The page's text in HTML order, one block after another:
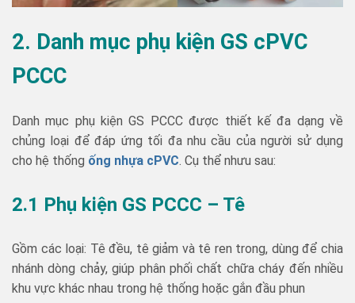
2. Danh mục phụ kiện GS cPVC
PCCC
Danh mục phụ kiện GS PCCC được thiết kế đa dạng về
chủng loại để đáp ứng tối đa nhu cầu của người sử dụng
cho hệ thống ống nhựa cPVC. Cụ thể nhưu sau:
2.1 Phụ kiện GS PCCC – Tê
Gồm các loại: Tê đều, tê giảm và tê ren trong, dùng để chia
nhánh dòng chảy, giúp phân phối chất chữa cháy đến nhiều
khu vực khác nhau trong hệ thống hoặc gắn đầu phun